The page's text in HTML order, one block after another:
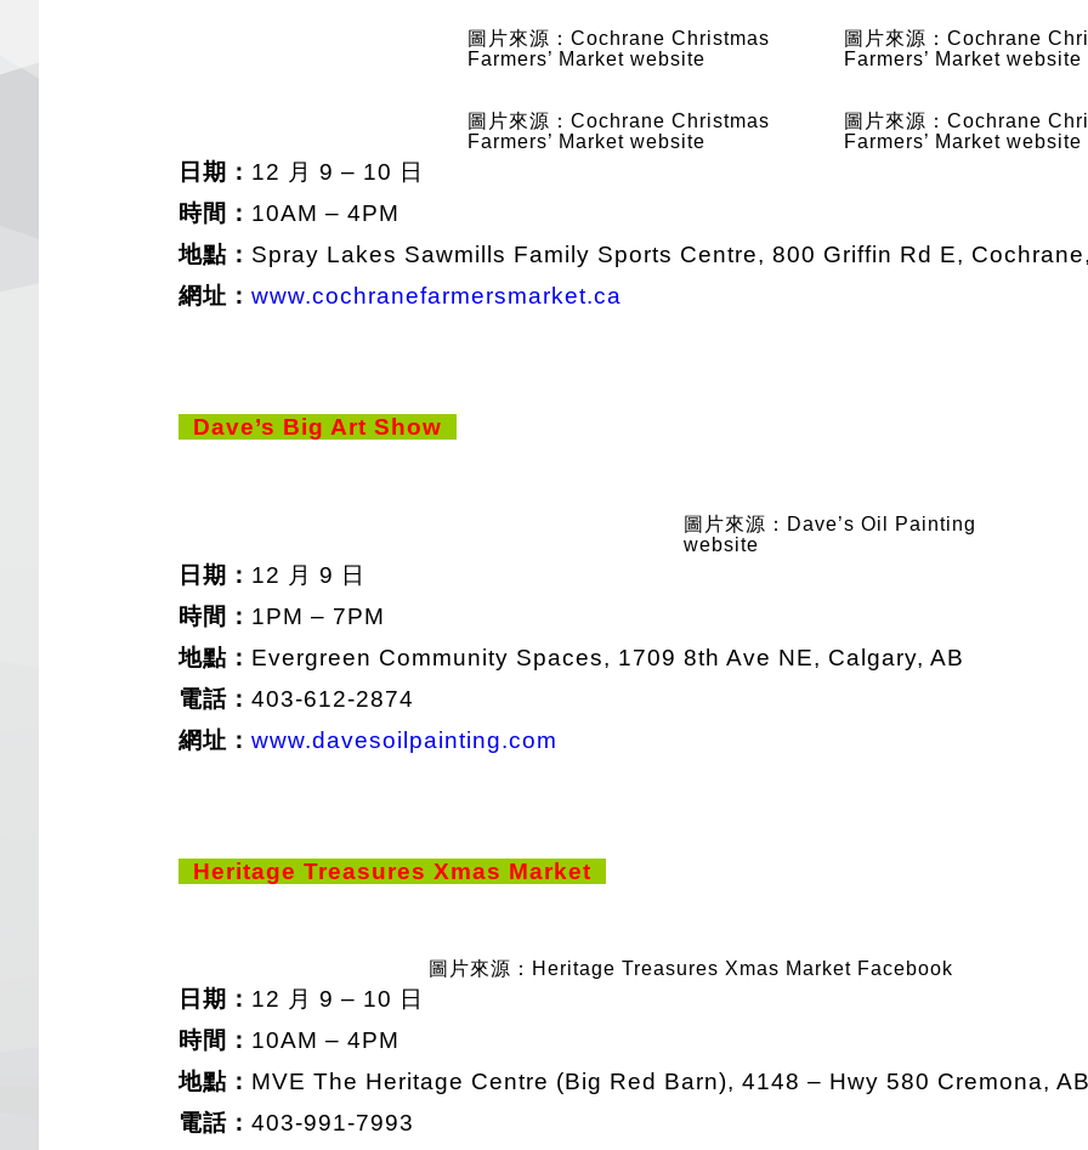
圖片來源：Cochrane Christmas
Farmers’ Market website
圖片來源：Cochrane
Farmers’ Market website
圖片來源：Cochrane Christmas
Farmers’ Market website
圖片來源：Cochrane
Farmers’ Market website
日期： 12 月 9 – 10 日
時間： 10AM – 4PM
地點： Spray Lakes Sawmills Family Sports Centre, 800 Griffin Rd E,
網址： www.cochranefarmersmarket.ca
Dave’s Big Art Show
圖片來源：Dave’s Oil Painting
website
日期： 12 月 9 日
時間： 1PM – 7PM
地點： Evergreen Community Spaces, 1709 8th Ave NE, Calgary, AB
電話： 403-612-2874
網址： www.davesoilpainting.com
Heritage Treasures Xmas Market
圖片來源：Heritage Treasures Xmas Market Facebook
日期： 12 月 9 – 10 日
時間： 10AM – 4PM
地點： MVE The Heritage Centre (Big Red Barn), 4148 – Hwy 580 Cremona,
電話： 403-991-7993